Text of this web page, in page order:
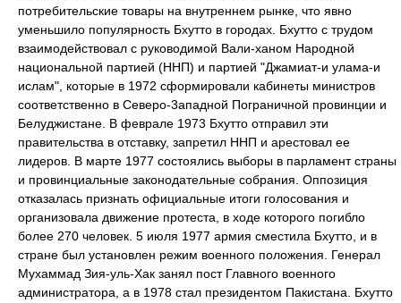
потребительские товары на внутреннем рынке, что явно
уменьшило популярность Бхутто в городах. Бхутто с трудом
взаимодействовал с руководимой Вали-ханом Народной
национальной партией (ННП) и партией "Джамиат-и улама-и
ислам", которые в 1972 сформировали кабинеты министров
соответственно в Северо-3ападной Пограничной провинции и
Белуджистане. В феврале 1973 Бхутто отправил эти
правительства в отставку, запретил ННП и арестовал ее
лидеров. В марте 1977 состоялись выборы в парламент страны
и провинциальные законодательные собрания. Оппозиция
отказалась признать официальные итоги голосования и
организовала движение протеста, в ходе которого погибло
более 270 человек. 5 июля 1977 армия сместила Бхутто, и в
стране был установлен режим военного положения. Генерал
Мухаммад Зия-уль-Хак занял пост Главного военного
администратора, а в 1978 стал президентом Пакистана. Бхутто